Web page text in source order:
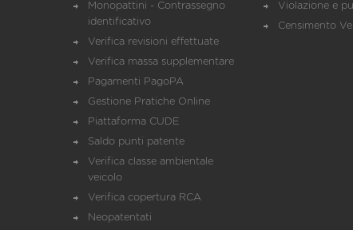
Monopattini - Contrassegno
identificativo
Verifica revisioni effettuate
Verifica massa supplementare
Pagamenti PagoPA
Gestione Pratiche Online
Piattaforma CUDE
Saldo punti patente
Verifica classe ambientale
veicolo
Verifica copertura RCA
Neopatentati
Violazione e
Censimento